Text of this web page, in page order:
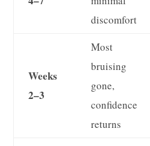
discomfort
Weeks
2–3
Most
bruising
gone,
confidence
returns